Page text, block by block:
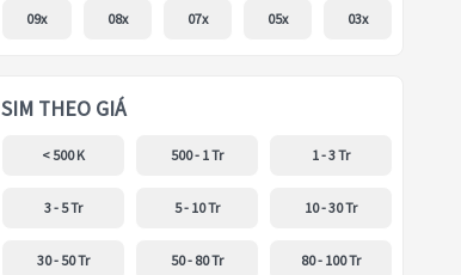
09x 08x 07x 05x 03x
SIM THEO GIÁ
< 500 K 500 - 1 Tr 1 - 3 Tr
3 - 5 Tr 5 - 10 Tr 10 - 30 Tr
30 - 50 Tr 50 - 80 Tr 80 - 100 Tr